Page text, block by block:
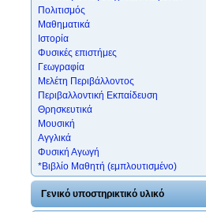
Πολιτισμός
Μαθηματικά
Ιστορία
Φυσικές επιστήμες
Γεωγραφία
Μελέτη Περιβάλλοντος
Περιβαλλοντική Εκπαίδευση
Θρησκευτικά
Μουσική
Αγγλικά
Φυσική Αγωγή
*Βιβλίο Μαθητή (εμπλουτισμένο)
Γενικό υποστηρικτικό υλικό